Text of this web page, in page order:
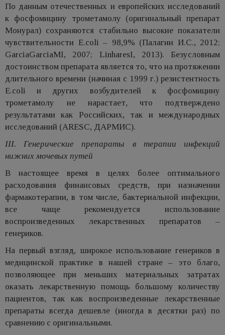
По данным отечественных и европейских исследований
к фосфомицину трометамолу (оригинальный препарат
Монурал) сохраняются стабильно высокие показатели
чувствительности E.coli – 98,9% (Палагин И.С., 2012;
GarciaGarciaMI, 2007; LinharesI, 2013). Безусловным
достоинством препарата является то, что на протяжении
длительного времени (начиная с 1999 г.) резистентность
E.coli и других возбудителей к фосфомицину
трометамолу не нарастает, что подтверждено
результатами как Российских, так и международных
исследований (ARESC, ДАРМИС).
III. Генерические препараты в терапии инфекций
нижних мочевых путей
В настоящее время в целях более оптимального
расходования финансовых средств, при назначении
фармакотерапии, в том числе, бактериальной инфекции,
все чаще рекомендуется использование
воспроизведенных лекарственных препаратов –
генериков.
На первый взгляд, широкое использование генериков в
медицинской практике в нашей стране – это благо,
позволяющее при меньших материальных затратах
оказать лекарственную помощь большому количеству
пациентов, так как воспроизведенные лекарственные
препараты всегда дешевле (иногда в десятки раз) по
сравнению с оригинальными.